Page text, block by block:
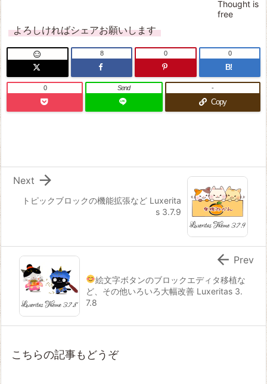
よろしければシェアお願いします
 8 0
B!
0
0 Send
Copy
-
トピックブロックの機能拡張など Luxerita
s 3.7.9

Next
絵文字ボタンのブロックエディタ移植な
ど、その他いろいろ大幅改善 Luxeritas 3.
7.8
 Prev
こちらの記事もどうぞ